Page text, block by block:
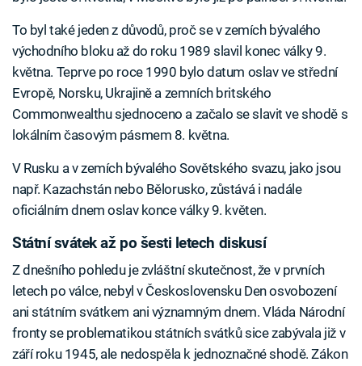
To byl také jeden z důvodů, proč se v zemích bývalého
východního bloku až do roku 1989 slavil konec války 9.
května. Teprve po roce 1990 bylo datum oslav ve střední
Evropě, Norsku, Ukrajině a zemních britského
Commonwealthu sjednoceno a začalo se slavit ve shodě s
lokálním časovým pásmem 8. května.
V Rusku a v zemích bývalého Sovětského svazu, jako jsou
např. Kazachstán nebo Bělorusko, zůstává i nadále
oficiálním dnem oslav konce války 9. květen.
Státní svátek až po šesti letech diskusí
Z dnešního pohledu je zvláštní skutečnost, že v prvních
letech po válce, nebyl v Československu Den osvobození
ani státním svátkem ani významným dnem. Vláda Národní
fronty se problematikou státních svátků sice zabývala již v
září roku 1945, ale nedospěla k jednoznačné shodě. Zákon